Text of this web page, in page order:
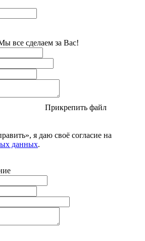
все сделаем за Вас!
Прикрепить файл
я даю своё согласие на
данных.